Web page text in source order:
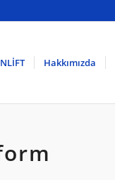
Hakkımızda